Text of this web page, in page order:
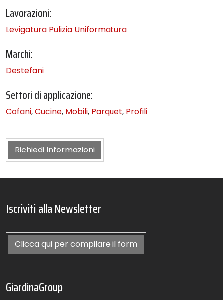
Lavorazioni:
Levigatura Pulizia Uniformatura
Marchi:
Destefani
Settori di applicazione:
Cofani,Cucine, Mobili, Parquet, Profili
Richiedi Informazioni
Iscriviti alla Newsletter
Clicca qui per compilare il form
GiardinaGroup